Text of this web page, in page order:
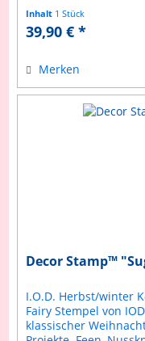
Inhalt 1 Stück
39,90 € *
Merken
Decor Stamp™
I.O.D. Herbst/winter
Fairy Stempel von
klassischer